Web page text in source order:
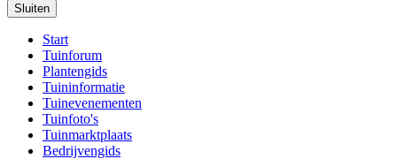
Sluiten
Start
Tuinforum
Plantengids
Tuininformatie
Tuinevenementen
Tuinfoto's
Tuinmarktplaats
Bedrijvengids